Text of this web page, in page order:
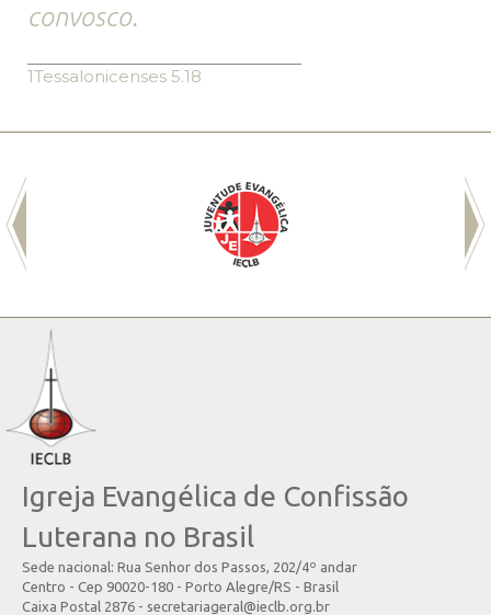
convosco.
1Tessalonicenses 5.18
Igreja Evangélica de Confissão
Luterana no Brasil
Sede nacional: Rua Senhor dos Passos, 202/4º andar
Centro - Cep 90020-180 - Porto Alegre/RS - Brasil
Caixa Postal 2876 - secretariageral@ieclb.org.br